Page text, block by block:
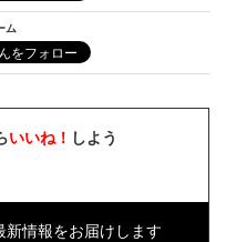
ム
いいね！ しよう
情報をお届けします